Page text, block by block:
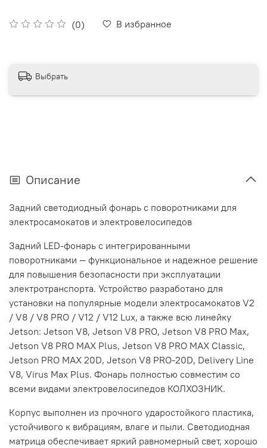
(0) В избранное
Выбрать
Описание
Задний светодиодный фонарь с поворотниками для
электросамокатов и электровелосипедов
Задний LED-фонарь с интегрированными
поворотниками — функциональное и надежное решение
для повышения безопасности при эксплуатации
электротранспорта. Устройство разработано для
установки на популярные модели электросамокатов V2
/ V8 / V8 PRO / V12 / V12 Lux, а также всю линейку
Jetson: Jetson V8, Jetson V8 PRO, Jetson V8 PRO Max,
Jetson V8 PRO MAX Plus, Jetson V8 PRO MAX Classic,
Jetson PRO MAX 20D, Jetson V8 PRO-20D, Delivery Line
V8, Virus Max Plus. Фонарь полностью совместим со
всеми видами электровелосипедов КОЛХОЗНИК.
Корпус выполнен из прочного ударостойкого пластика,
устойчивого к вибрациям, влаге и пыли. Светодиодная
матрица обеспечивает яркий равномерный свет, хорошо